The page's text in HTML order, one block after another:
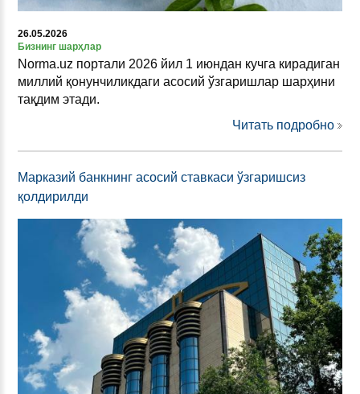
26.05.2026
Бизнинг шарҳлар
Norma.uz портали 2026 йил 1 июндан кучга кирадиган
миллий қонунчиликдаги асосий ўзгаришлар шарҳини
тақдим этади.
Читать подробно
Марказий банкнинг асосий ставкаси ўзгаришсиз
қолдирилди